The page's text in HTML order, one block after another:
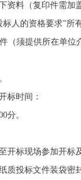
资料（复印件需加
人的资格要求”所
（须提供所在单位
标时间：
分。
开标现场参加开标
质投标文件装袋密